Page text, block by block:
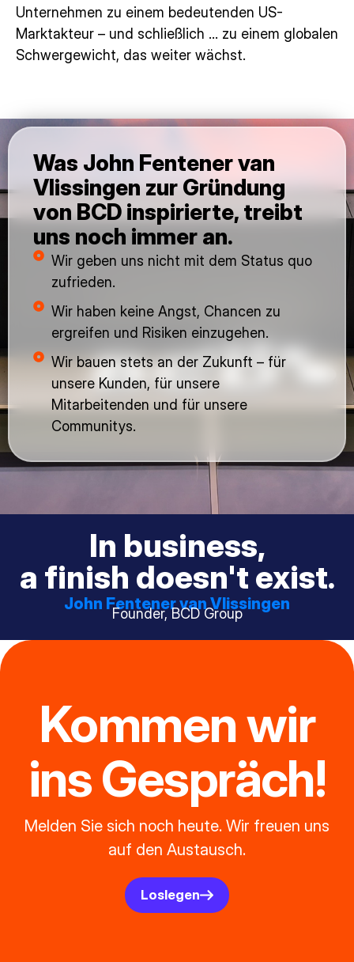
Unternehmen zu einem bedeutenden US-
Marktakteur – und schließlich … zu einem globalen
Schwergewicht, das weiter wächst.
Was John Fentener van
Vlissingen zur Gründung
von BCD inspirierte, treibt
uns noch immer an.
Wir geben uns nicht mit dem Status quo
zufrieden.
Wir haben keine Angst, Chancen zu
ergreifen und Risiken einzugehen.
Wir bauen stets an der Zukunft – für
unsere Kunden, für unsere
Mitarbeitenden und für unsere
Communitys.
In business,
a finish doesn't exist.
John Fentener van Vlissingen
Founder, BCD Group
Kommen wir
ins Gespräch!
Melden Sie sich noch heute. Wir freuen uns
auf den Austausch.
Loslegen